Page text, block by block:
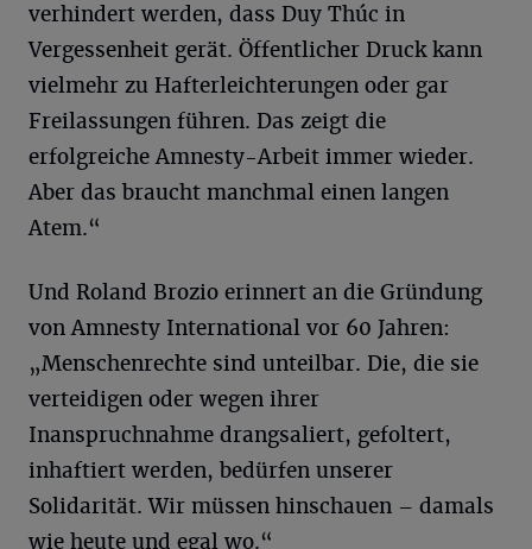
verhindert werden, dass Duy Thúc in
Vergessenheit gerät. Öffentlicher Druck kann
vielmehr zu Hafterleichterungen oder gar
Freilassungen führen. Das zeigt die
erfolgreiche Amnesty-Arbeit immer wieder.
Aber das braucht manchmal einen langen
Atem.“
Und Roland Brozio erinnert an die Gründung
von Amnesty International vor 60 Jahren:
„Menschenrechte sind unteilbar. Die, die sie
verteidigen oder wegen ihrer
Inanspruchnahme drangsaliert, gefoltert,
inhaftiert werden, bedürfen unserer
Solidarität. Wir müssen hinschauen – damals
wie heute und egal wo.“